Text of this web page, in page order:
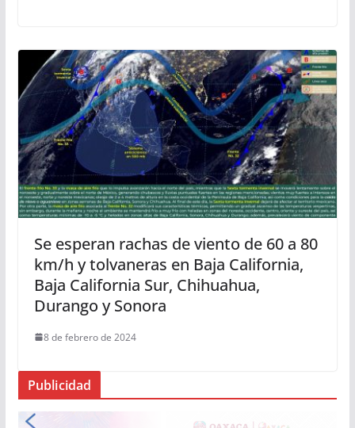
Se esperan rachas de viento de 60 a 80
km/h y tolvaneras en Baja California,
Baja California Sur, Chihuahua,
Durango y Sonora
8 de febrero de 2024
Publicidad